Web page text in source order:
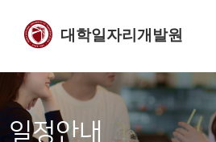
대학일자리개발원
일정안내